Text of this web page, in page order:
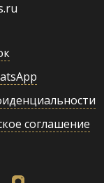
соглашение